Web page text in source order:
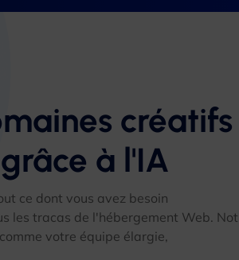
à l'IA
ce dont vous avez besoin
les tracas de l'hébergement Web.
votre équipe élargie,